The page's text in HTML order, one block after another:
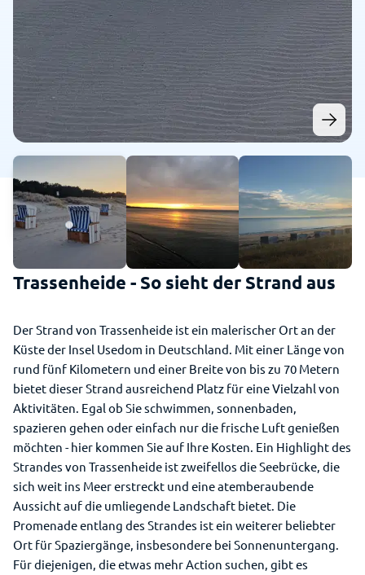
Trassenheide - So sieht der Strand aus
Der Strand von Trassenheide ist ein malerischer Ort an der
Küste der Insel Usedom in Deutschland. Mit einer Länge von
rund fünf Kilometern und einer Breite von bis zu 70 Metern
bietet dieser Strand ausreichend Platz für eine Vielzahl von
Aktivitäten. Egal ob Sie schwimmen, sonnenbaden,
spazieren gehen oder einfach nur die frische Luft genießen
möchten - hier kommen Sie auf Ihre Kosten. Ein Highlight des
Strandes von Trassenheide ist zweifellos die Seebrücke, die
sich weit ins Meer erstreckt und eine atemberaubende
Aussicht auf die umliegende Landschaft bietet. Die
Promenade entlang des Strandes ist ein weiterer beliebter
Ort für Spaziergänge, insbesondere bei Sonnenuntergang.
Für diejenigen, die etwas mehr Action suchen, gibt es